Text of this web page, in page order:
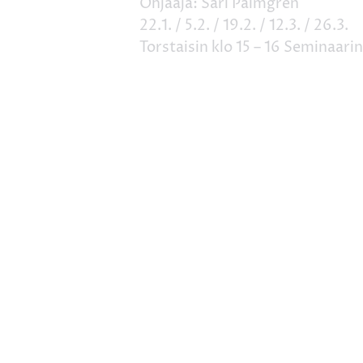
22.1. / 5.2. / 19.2. / 12.3. / 26.3.
Torstaisin klo 15 – 16